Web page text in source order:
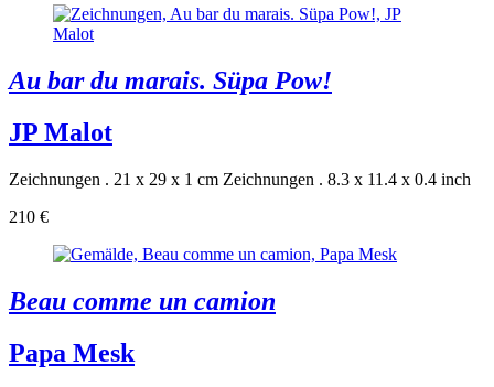
Au bar du marais. Süpa Pow!
JP Malot
Zeichnungen . 21 x 29 x 1 cm Zeichnungen . 8.3 x 11.4 x 0.4 inch
210 €
Beau comme un camion
Papa Mesk